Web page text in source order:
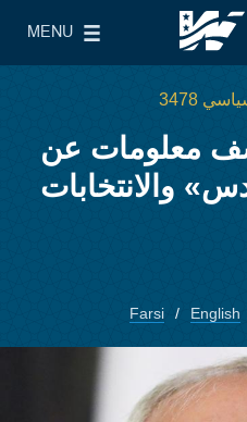
MENU
Main Menu
3478
معلومات عن
والانتخابات
English
Farsi